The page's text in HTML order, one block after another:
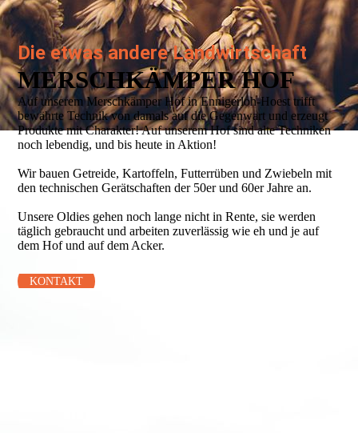
Die etwas andere Landwirtschaft
MERSCH­KÄMPER HOF
Auf unserem Merschkämper Hof in Ennigerloh-Hoest trifft
bewährte Technik von damals auf die Gegenwart und erzeugt
Produkte mit Charakter! Auf unserem Hof sind alte Techniken
noch lebendig, und bis heute in Aktion!
Wir bauen Getreide, Kartoffeln, Futterrüben und Zwiebeln mit
den technischen Gerätschaften der 50er und 60er Jahre an.
Unsere Oldies gehen noch lange nicht in Rente, sie werden
täglich gebraucht und arbeiten zuverlässig wie eh und je auf
dem Hof und auf dem Acker.
KONTAKT